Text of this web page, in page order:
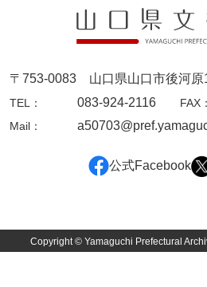
梶山家文書
片岡トミ子自作農地木札
堅田家文書（山口市２）
片山家文書（下関市豊
〒753-0083 山口県山口市後河原
TEL：
083-924-2116 FAX：
Mail：
公式Facebook
Copyright © Yamaguchi Prefectural